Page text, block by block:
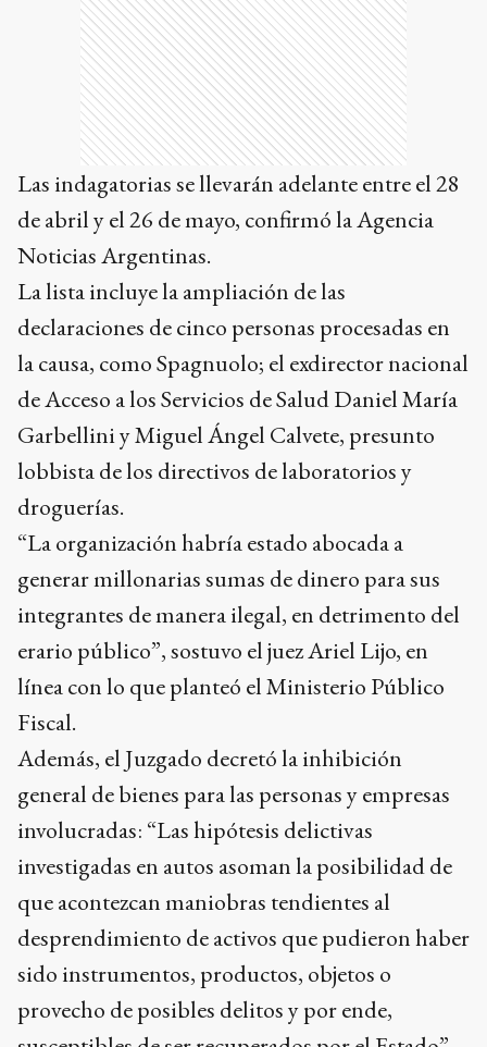
Las indagatorias se llevarán adelante entre el 28
de abril y el 26 de mayo, confirmó la Agencia
Noticias Argentinas.
La lista incluye la ampliación de las
declaraciones de cinco personas procesadas en
la causa, como Spagnuolo; el exdirector nacional
de Acceso a los Servicios de Salud Daniel María
Garbellini y Miguel Ángel Calvete, presunto
lobbista de los directivos de laboratorios y
droguerías.
“La organización habría estado abocada a
generar millonarias sumas de dinero para sus
integrantes de manera ilegal, en detrimento del
erario público”, sostuvo el juez Ariel Lijo, en
línea con lo que planteó el Ministerio Público
Fiscal.
Además, el Juzgado decretó la inhibición
general de bienes para las personas y empresas
involucradas: “Las hipótesis delictivas
investigadas en autos asoman la posibilidad de
que acontezcan maniobras tendientes al
desprendimiento de activos que pudieron haber
sido instrumentos, productos, objetos o
provecho de posibles delitos y por ende,